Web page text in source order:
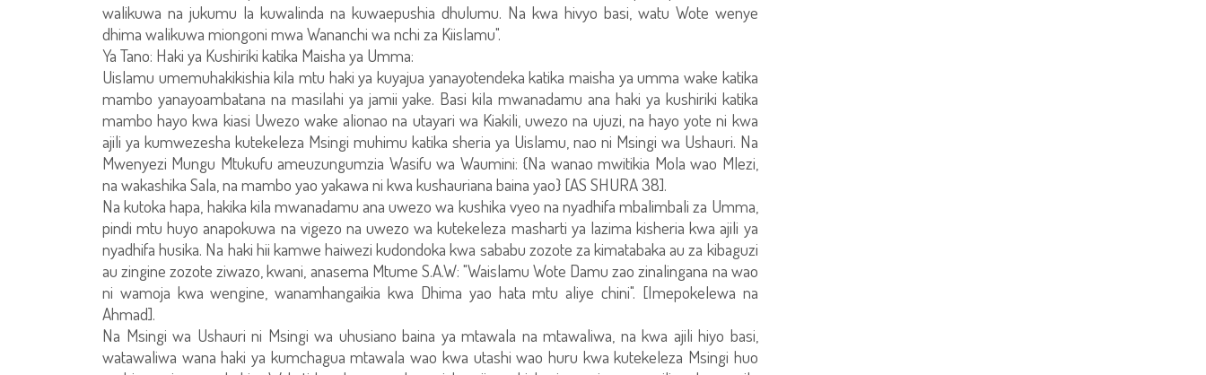
walikuwa na jukumu la kuwalinda na kuwaepushia dhulumu. Na kwa hivyo basi, watu Wote wenye
dhima walikuwa miongoni mwa Wananchi wa nchi za Kiislamu".
Ya Tano: Haki ya Kushiriki katika Maisha ya Umma:
Uislamu umemuhakikishia kila mtu haki ya kuyajua yanayotendeka katika maisha ya umma wake katika
mambo yanayoambatana na masilahi ya jamii yake. Basi kila mwanadamu ana haki ya kushiriki katika
mambo hayo kwa kiasi Uwezo wake alionao na utayari wa Kiakili, uwezo na ujuzi, na hayo yote ni kwa
ajili ya kumwezesha kutekeleza Msingi muhimu katika sheria ya Uislamu, nao ni Msingi wa Ushauri. Na
Mwenyezi Mungu Mtukufu ameuzungumzia Wasifu wa Waumini: {Na wanao mwitikia Mola wao Mlezi,
na wakashika Sala, na mambo yao yakawa ni kwa kushauriana baina yao} [AS SHURA 38].
Na kutoka hapa, hakika kila mwanadamu ana uwezo wa kushika vyeo na nyadhifa mbalimbali za Umma,
pindi mtu huyo anapokuwa na vigezo na uwezo wa kutekeleza masharti ya lazima kisheria kwa ajili ya
nyadhifa husika. Na haki hii kamwe haiwezi kudondoka kwa sababu zozote za kimatabaka au za kibaguzi
au zingine zozote ziwazo, kwani, anasema Mtume S.A.W: "Waislamu Wote Damu zao zinalingana na wao
ni wamoja kwa wengine, wanamhangaikia kwa Dhima yao hata mtu aliye chini". [Imepokelewa na
Ahmad].
Na Msingi wa Ushauri ni Msingi wa uhusiano baina ya mtawala na mtawaliwa, na kwa ajili hiyo basi,
watawaliwa wana haki ya kumchagua mtawala wao kwa utashi wao huru kwa kutekeleza Msingi huo